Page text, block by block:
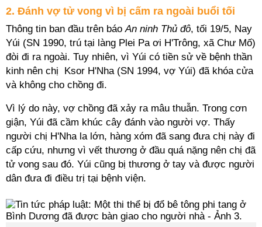
2. Đánh vợ tử vong vì bị cấm ra ngoài buổi tối
Thông tin ban đầu trên báoAn ninh Thủ đô, tối 19/5, Nay
Yúi (SN 1990, trú tại làng Plei Pa ơi H'Trông, xã Chư Mố)
đòi đi ra ngoài. Tuy nhiên, vì Yúi có tiền sử về bệnh thần
kinh nên chị Ksor H'Nha (SN 1994, vợ Yúi) đã khóa cửa
và không cho chồng đi.
Vì lý do này, vợ chồng đã xảy ra mâu thuẫn. Trong cơn
giận, Yúi đã cầm khúc cây đánh vào người vợ. Thấy
người chị H'Nha la lớn, hàng xóm đã sang đưa chị này đi
cấp cứu, nhưng vì vết thương ở đầu quá nặng nên chị đã
tử vong sau đó. Yúi cũng bị thương ở tay và được người
dân đưa đi điều trị tại bệnh viện.